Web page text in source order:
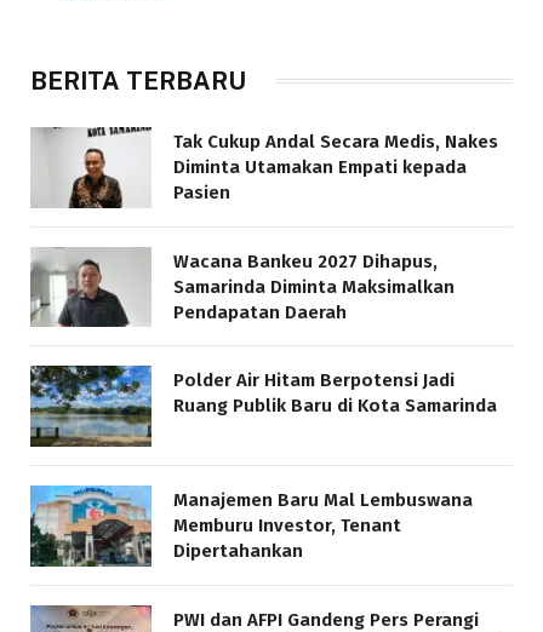
BERITA TERBARU
Tak Cukup Andal Secara Medis, Nakes
Diminta Utamakan Empati kepada
Pasien
Wacana Bankeu 2027 Dihapus,
Samarinda Diminta Maksimalkan
Pendapatan Daerah
Polder Air Hitam Berpotensi Jadi
Ruang Publik Baru di Kota Samarinda
Manajemen Baru Mal Lembuswana
Memburu Investor, Tenant
Dipertahankan
PWI dan AFPI Gandeng Pers Perangi